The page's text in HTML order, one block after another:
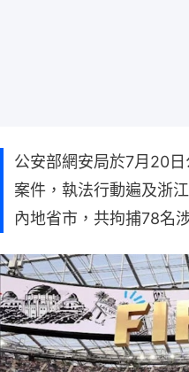
公安部網安局於7月20
案件，執法行動遍及浙
內地省市，共拘捕78名